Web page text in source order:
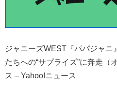
ジャニーズWEST『パパジャニ
たちへの“サプライズ”に奔走（
ス – Yahoo!ニュース